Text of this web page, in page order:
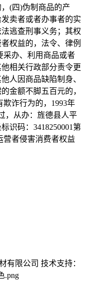
(四)伪制商品的产
卖者或者办事者的实
逃查刑事义务；其权
权益的，法令、律例
采办、利用商品或者
相关行政部分责令更
人因商品缺陷制身、
金额不脚五百元的，
诈行为的，1993年
，从办：旌德县人平
识码：3418250001第
营者侵害消费者权益
有限公司 技术支持：